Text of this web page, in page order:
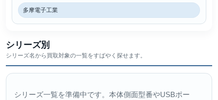
多摩電子工業
シリーズ別
シリーズ名から買取対象の一覧をすばやく探せます。
シリーズ一覧を準備中です。本体側面型番やUSBポー